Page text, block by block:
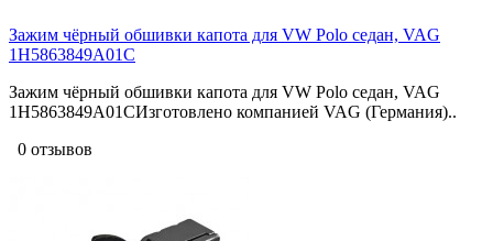
Зажим чёрный обшивки капота для VW Polo седан, VAG
1H5863849A01C
Зажим чёрный обшивки капота для VW Polo седан, VAG
1H5863849A01CИзготовлено компанией VAG (Германия)..
0 отзывов